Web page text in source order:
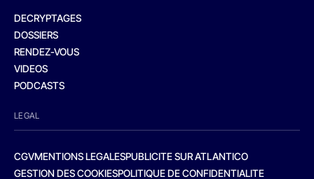
DECRYPTAGES
DOSSIERS
RENDEZ-VOUS
VIDEOS
PODCASTS
LEGAL
CGVMENTIONS LEGALESPUBLICITE SUR ATLANTICO
GESTION DES COOKIESPOLITIQUE DE CONFIDENTIALITE